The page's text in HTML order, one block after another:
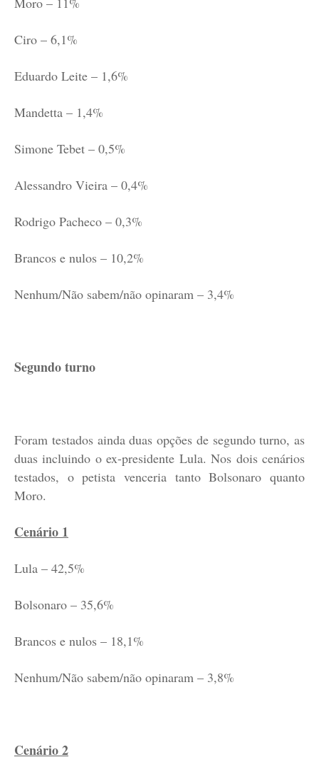
Ciro – 6,1%
Eduardo Leite – 1,6%
Mandetta – 1,4%
Simone Tebet – 0,5%
Alessandro Vieira – 0,4%
Rodrigo Pacheco – 0,3%
Brancos e nulos – 10,2%
Nenhum/Não sabem/não opinaram – 3,4%
Segundo turno
Foram testados ainda duas opções de segundo turno, as
duas incluindo o ex-presidente Lula. Nos dois cenários
testados, o petista venceria tanto Bolsonaro quanto
Moro.
Cenário 1
Lula – 42,5%
Bolsonaro – 35,6%
Brancos e nulos – 18,1%
Nenhum/Não sabem/não opinaram – 3,8%
Cenário 2